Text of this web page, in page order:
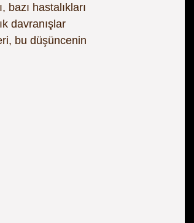
hastalıkları
davranışlar
bu düşüncenin